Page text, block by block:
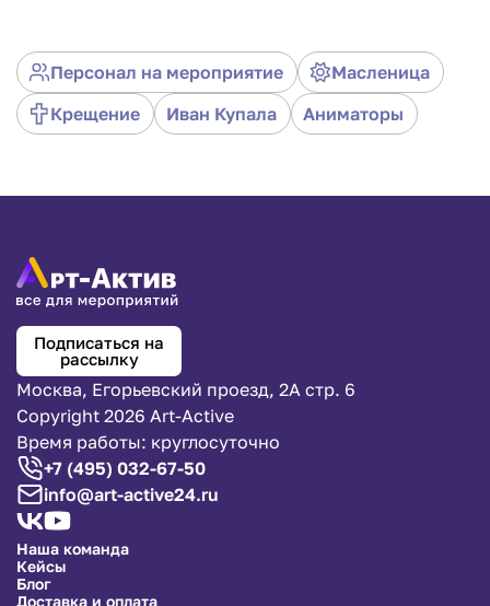
позитивом и отличным настроением! Закажите
профессиональных аниматоров уже сегодня и
подарите себе и своим гостям яркие эмоции! Мы
обеспечим атмосферу настоящей Масленицы.
Персонал на мероприятие
Масленица
Крещение
Иван Купала Аниматоры
Подписаться на
рассылку
Москва, Егорьевский проезд, 2А стр. 6
Copyright 2026 Art-Active
Время работы: круглосуточно
+7 (495) 032-67-50
info@art-active24.ru
Наша команда
Кейсы
Блог
Доставка и оплата